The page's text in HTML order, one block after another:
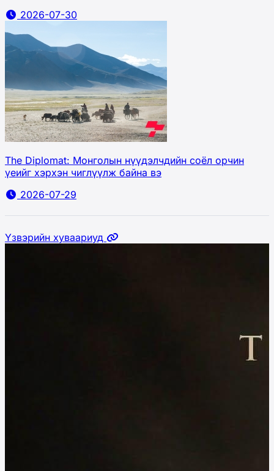
2026-07-30
The Diplomat: Монголын нүүдэлчдийн соёл орчин
үеийг хэрхэн чиглүүлж байна вэ
2026-07-29
Үзвэрийн хуваариуд